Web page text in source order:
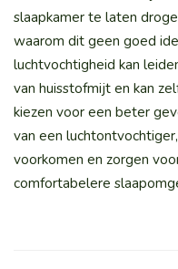
slaapkamer te laten
waarom dit geen goed
luchtvochtigheid kan
van huisstofmijt en kan
kiezen voor een beter
van een
voorkomen en zorgen
comfortabelere